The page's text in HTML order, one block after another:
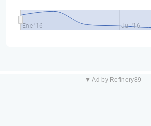
Ene '16 Jul '16
▼ Ad by Refinery89